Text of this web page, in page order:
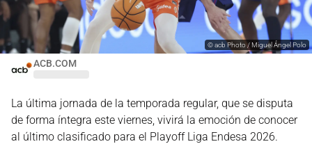
ACB.COM
©acb Photo / Miguel Ángel Polo
La última jornada de la temporada regular, que se disputa
de forma íntegra este viernes, vivirá la emoción de conocer
al último clasificado para el Playoff Liga Endesa 2026.